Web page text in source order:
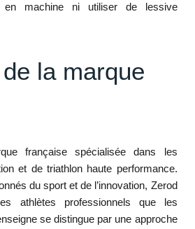
machine ni utiliser de lessive
la marque
française spécialisée dans les
et de triathlon haute performance.
du sport et de l’innovation, Zerod
athlètes professionnels que les
se distingue par une approche